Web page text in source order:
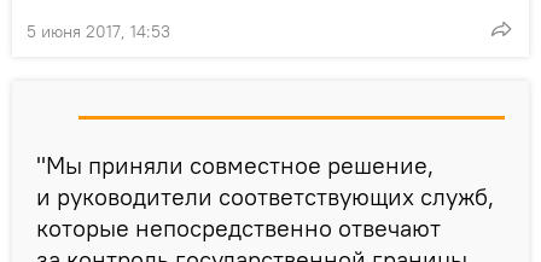
5 июня 2017, 14:53
"Мы приняли совместное решение,
и руководители соответствующих служб,
которые непосредственно отвечают